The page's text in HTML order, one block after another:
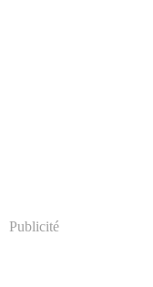
Publicité